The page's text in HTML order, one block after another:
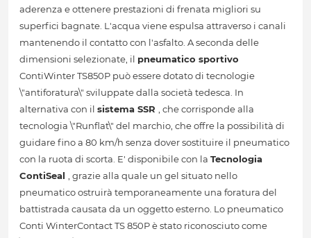
aderenza e ottenere prestazioni di frenata migliori su
superfici bagnate. L'acqua viene espulsa attraverso i canali
mantenendo il contatto con l'asfalto. A seconda delle
dimensioni selezionate, il pneumatico sportivo
ContiWinter TS850P può essere dotato di tecnologie
\"antiforatura\" sviluppate dalla società tedesca. In
alternativa con il sistema SSR , che corrisponde alla
tecnologia \"Runflat\" del marchio, che offre la possibilità di
guidare fino a 80 km/h senza dover sostituire il pneumatico
con la ruota di scorta. E' disponibile con la Tecnologia
ContiSeal , grazie alla quale un gel situato nello
pneumatico ostruirà temporaneamente una foratura del
battistrada causata da un oggetto esterno. Lo pneumatico
Conti WinterContact TS 850P è stato riconosciuto come